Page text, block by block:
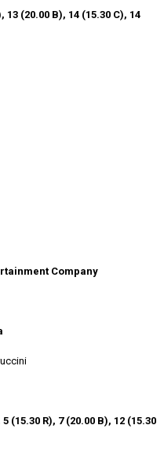
13 (20.00 B), 14 (15.30 C), 14
Company
(15.30 R), 7 (20.00 B), 12 (15.30